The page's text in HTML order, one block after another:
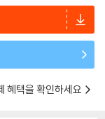
혜택을 확인하세요